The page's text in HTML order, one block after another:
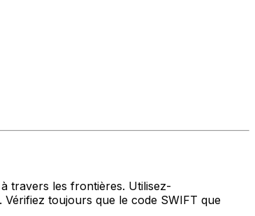
travers les frontières. Utilisez-
Vérifiez toujours que le code SWIFT que